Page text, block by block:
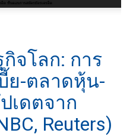
จโลก: การ
ย-ตลาดหุ้น-
เดตจาก
Reuters)